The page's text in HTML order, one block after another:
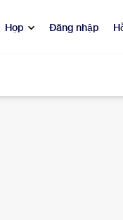
Họp Đăng nhập
và đang tạo tiếng vang